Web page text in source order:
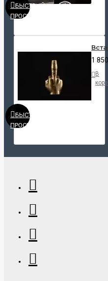
БЫСТРЫЙ
ПРОСМОТР
БЫСТРЫЙ
ПРОСМОТР
1
В